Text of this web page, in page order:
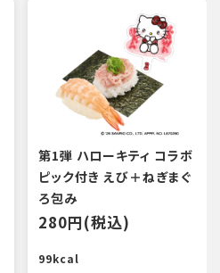
第1弾 ハローキティ コラボ
ピック付き えび＋ねぎまぐ
ろ包み
280円(税込)
99kcal